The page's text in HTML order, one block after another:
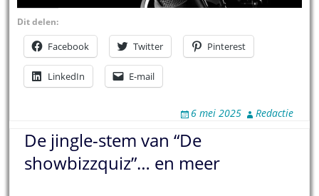
Dit delen:
Facebook Twitter Pinterest
LinkedIn E-mail
6 mei 2025 Redactie
De jingle-stem van “De
showbizzquiz”… en meer